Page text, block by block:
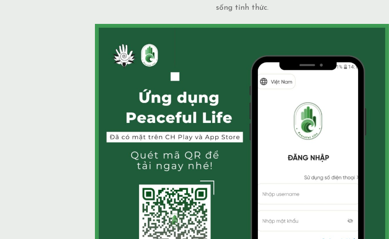
sống tỉnh thức.
BẠN NÊN ĐẶT TAY ĐỦ 10 VỊ TRÍ
14/12/2025
Blogadmin
Việc đặt tay theo 10 vị trí không chỉ là một
hệ thống được xây dựng để bảo đảm toàn
bộ 4 lớp cơ thể và luân xa được nhận đủ
năng lượng và cân bằng năng lượng hiệu quả
nhất. Vì sao nên tuân [...]
XEM THÊM